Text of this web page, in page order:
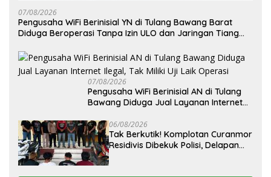
07/08/2026
Pengusaha WiFi Berinisial YN di Tulang Bawang Barat
Diduga Beroperasi Tanpa Izin ULO dan Jaringan Tiang
07/08/2026
Pengusaha WiFi Berinisial AN di Tulang
Bawang Diduga Jual Layanan Internet
06/08/2026
Tak Berkutik! Komplotan Curanmor
Residivis Dibekuk Polisi, Delapan